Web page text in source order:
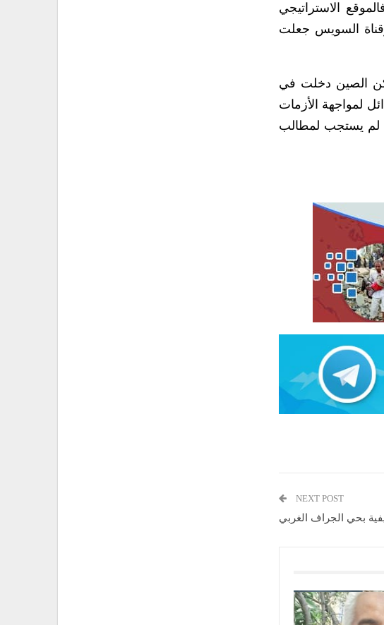
الاستراتيجي
السويس جعلت
الصين دخلت في
لمواجهة الأزمات
لم يستجب لمطالب
NEXT POST
بحي الجراف الغربي